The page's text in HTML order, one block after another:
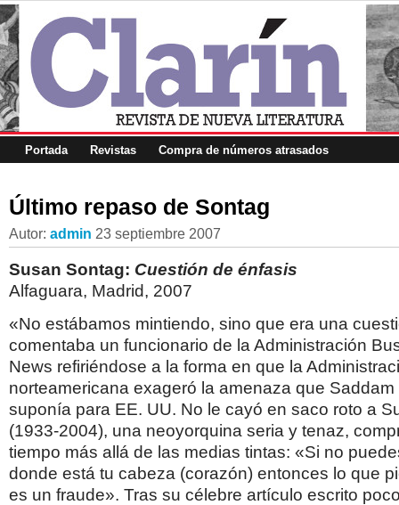
Portada Revistas Compra de números atrasados
Último repaso de Sontag
Autor: admin 23 septiembre 2007
Susan Sontag: Cuestión de énfasis
Alfaguara, Madrid, 2007
«No estábamos mintiendo, sino que era una
comentaba un funcionario de la Administración
News refiriéndose a la forma en que la
norteamericana exageró la amenaza que
suponía para EE. UU. No le cayó en saco roto a
(1933-2004), una neoyorquina seria y tenaz,
tiempo más allá de las medias tintas: «Si no
donde está tu cabeza (corazón) entonces lo que
es un fraude». Tras su célebre artículo escrito